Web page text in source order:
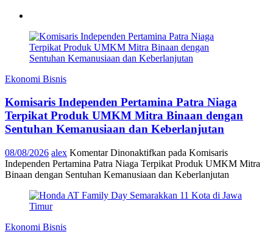
Ekonomi Bisnis
Komisaris Independen Pertamina Patra Niaga
Terpikat Produk UMKM Mitra Binaan dengan
Sentuhan Kemanusiaan dan Keberlanjutan
08/08/2026 alex Komentar Dinonaktifkan pada Komisaris
Independen Pertamina Patra Niaga Terpikat Produk UMKM Mitra
Binaan dengan Sentuhan Kemanusiaan dan Keberlanjutan
Ekonomi Bisnis